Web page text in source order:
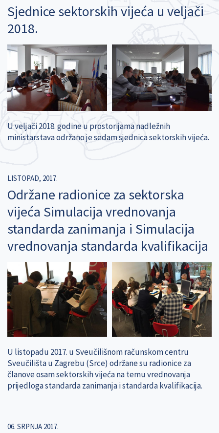
Sjednice sektorskih vijeća u veljači
2018.
U veljači 2018. godine u prostorijama nadležnih
ministarstava održano je sedam sjednica sektorskih vijeća.
LISTOPAD, 2017.
Održane radionice za sektorska
vijeća Simulacija vrednovanja
standarda zanimanja i Simulacija
vrednovanja standarda kvalifikacija
U listopadu 2017. u Sveučilišnom računskom centru
Sveučilišta u Zagrebu (Srce) održane su radionice za
članove osam sektorskih vijeća na temu vrednovanja
prijedloga standarda zanimanja i standarda kvalifikacija.
06. SRPNJA 2017.